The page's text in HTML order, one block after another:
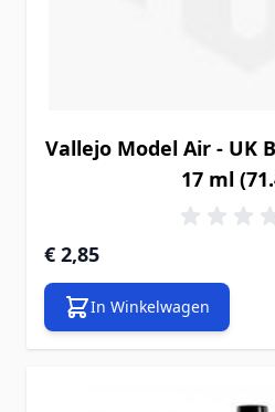
Vallejo Model Air - UK
17 ml
€ 2,85
In Winkelwagen